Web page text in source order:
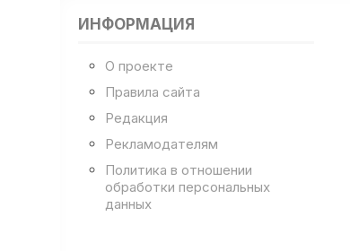
ИНФОРМАЦИЯ
О проекте
Правила сайта
Редакция
Рекламодателям
Политика в отношении
обработки персональных
данных